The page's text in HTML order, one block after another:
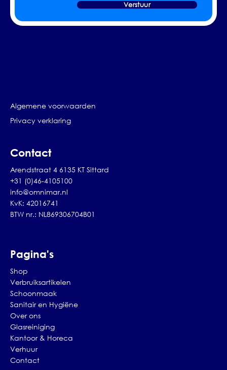
Verstuur
Algemene voorwaarden
Privacy verklaring
Contact
Arendstraat 4 6135 KT Sittard
+31 (0)46-4105100
info@omnimar.nl
KvK: 42016741
BTW nr.: NL869306704B01
Pagina's
Shop
Verbruiksartikelen
Schoonmaak
Sanitair en Hygiëne
Over ons
Glasreiniging
Kantoor & Horeca
Verhuur
Contact